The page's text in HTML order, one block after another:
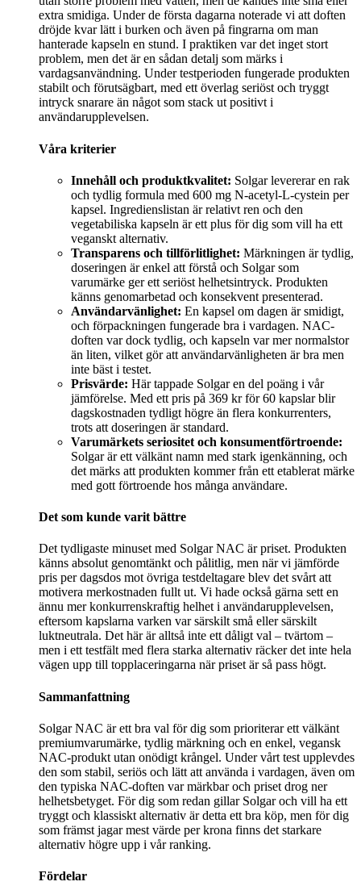
extra smidiga. Under de första dagarna noterade vi att doften
dröjde kvar lätt i burken och även på fingrarna om man
hanterade kapseln en stund. I praktiken var det inget stort
problem, men det är en sådan detalj som märks i
vardagsanvändning. Under testperioden fungerade produkten
stabilt och förutsägbart, med ett överlag seriöst och tryggt
intryck snarare än något som stack ut positivt i
användarupplevelsen.
Våra kriterier
Innehåll och produktkvalitet: Solgar levererar en rak
och tydlig formula med 600 mg N-acetyl-L-cystein per
kapsel. Ingredienslistan är relativt ren och den
vegetabiliska kapseln är ett plus för dig som vill ha ett
veganskt alternativ.
Transparens och tillförlitlighet: Märkningen är tydlig,
doseringen är enkel att förstå och Solgar som
varumärke ger ett seriöst helhetsintryck. Produkten
känns genomarbetad och konsekvent presenterad.
Användarvänlighet: En kapsel om dagen är smidigt,
och förpackningen fungerade bra i vardagen. NAC-
doften var dock tydlig, och kapseln var mer normalstor
än liten, vilket gör att användarvänligheten är bra men
inte bäst i testet.
Prisvärde: Här tappade Solgar en del poäng i vår
jämförelse. Med ett pris på 369 kr för 60 kapslar blir
dagskostnaden tydligt högre än flera konkurrenters,
trots att doseringen är standard.
Varumärkets seriositet och konsumentförtroende:
Solgar är ett välkänt namn med stark igenkänning, och
det märks att produkten kommer från ett etablerat märke
med gott förtroende hos många användare.
Det som kunde varit bättre
Det tydligaste minuset med Solgar NAC är priset. Produkten
känns absolut genomtänkt och pålitlig, men när vi jämförde
pris per dagsdos mot övriga testdeltagare blev det svårt att
motivera merkostnaden fullt ut. Vi hade också gärna sett en
ännu mer konkurrenskraftig helhet i användarupplevelsen,
eftersom kapslarna varken var särskilt små eller särskilt
luktneutrala. Det här är alltså inte ett dåligt val – tvärtom –
men i ett testfält med flera starka alternativ räcker det inte hela
vägen upp till topplaceringarna när priset är så pass högt.
Sammanfattning
Solgar NAC är ett bra val för dig som prioriterar ett välkänt
premiumvarumärke, tydlig märkning och en enkel, vegansk
NAC-produkt utan onödigt krångel. Under vårt test upplevdes
den som stabil, seriös och lätt att använda i vardagen, även om
den typiska NAC-doften var märkbar och priset drog ner
helhetsbetyget. För dig som redan gillar Solgar och vill ha ett
tryggt och klassiskt alternativ är detta ett bra köp, men för dig
som främst jagar mest värde per krona finns det starkare
alternativ högre upp i vår ranking.
Fördelar